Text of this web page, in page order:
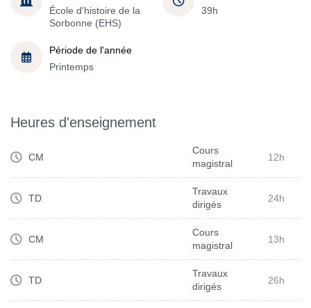
École d'histoire de la
Sorbonne (EHS)
39h
Période de l'année
Printemps
Heures d'enseignement
CM
Cours
magistral
12h
TD
Travaux
dirigés
24h
CM
Cours
magistral
13h
TD
Travaux
dirigés
26h